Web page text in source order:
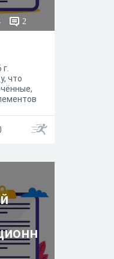
2
что
г.
а